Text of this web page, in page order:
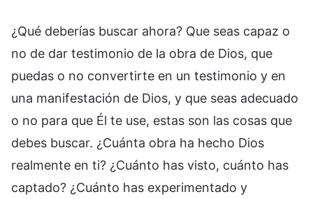
¿Qué deberías buscar ahora? Que seas capaz o
no de dar testimonio de la obra de Dios, que
puedas o no convertirte en un testimonio y en
una manifestación de Dios, y que seas adecuado
o no para que Él te use, estas son las cosas que
debes buscar. ¿Cuánta obra ha hecho Dios
realmente en ti? ¿Cuánto has visto, cuánto has
captado? ¿Cuánto has experimentado y